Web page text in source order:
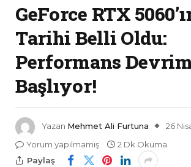
GeForce RTX
Tarihi Belli Oldu:
Performans
Başlıyor!
Yazan Mehmet Ali Furtuna
26
Yorum yapılmamış
2 Dk Okuma
Paylaş